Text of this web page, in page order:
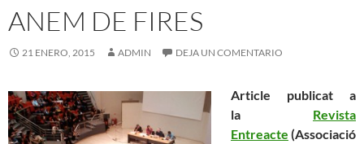
ANEM DE FIRES
21 ENERO, 2015 ADMIN DEJA UN COMENTARIO
Article publicat a
la Revista
Entreacte (Associació